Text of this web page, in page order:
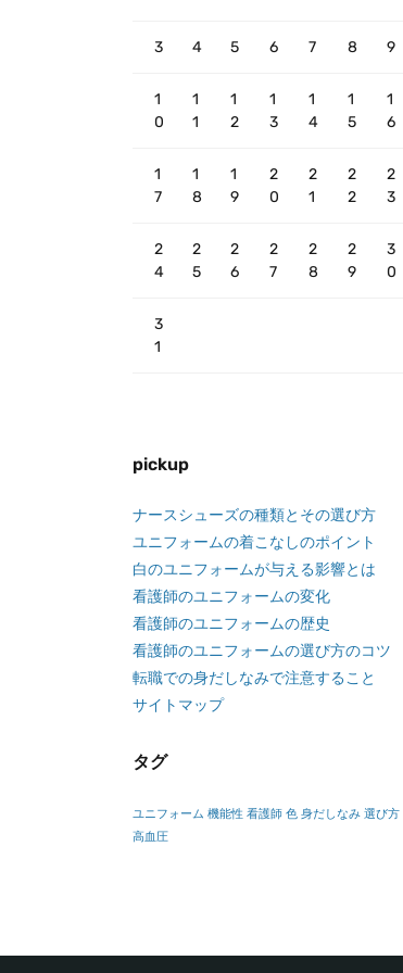
3 4 5 6 7 8 9
1
0
1
1
1
2
1
3
1
4
1
5
1
6
1
7
1
8
1
9
2
0
2
1
2
2
2
3
2
4
2
5
2
6
2
7
2
8
2
9
3
0
3
1
pickup
ナースシューズの種類とその選び方
ユニフォームの着こなしのポイント
白のユニフォームが与える影響とは
看護師のユニフォームの変化
看護師のユニフォームの歴史
看護師のユニフォームの選び方のコツ
転職での身だしなみで注意すること
サイトマップ
タグ
ユニフォーム 機能性 看護師 色 身だしなみ 選び方
高血圧